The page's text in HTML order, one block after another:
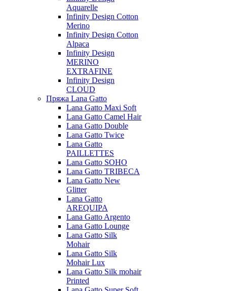
Aquarelle
Infinity Design Cotton
Merino
Infinity Design Cotton
Alpaca
Infinity Design
MERINO
EXTRAFINE
Infinity Design
CLOUD
Пряжа Lana Gatto
Lana Gatto Maxi Soft
Lana Gatto Camel Hair
Lana Gatto Double
Lana Gatto Twice
Lana Gatto
PAILLETTES
Lana Gatto SOHO
Lana Gatto TRIBECA
Lana Gatto New
Glitter
Lana Gatto
AREQUIPA
Lana Gatto Argento
Lana Gatto Lounge
Lana Gatto Silk
Mohair
Lana Gatto Silk
Mohair Lux
Lana Gatto Silk mohair
Printed